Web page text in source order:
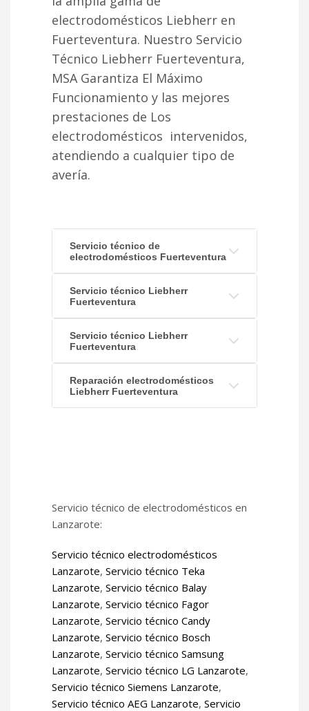
electrodomésticos Liebherr en
Fuerteventura. Nuestro Servicio
Técnico Liebherr Fuerteventura,
MSA Garantiza El Máximo
Funcionamiento y las mejores
prestaciones de Los
electrodomésticos intervenidos,
atendiendo a cualquier tipo de
avería.
Servicio técnico de
electrodomésticos Fuerteventura
Servicio técnico Liebherr
Fuerteventura
Servicio técnico Liebherr
Fuerteventura
Reparación electrodomésticos
Liebherr Fuerteventura
Servicio técnico de electrodomésticos en
Lanzarote:
Servicio técnico electrodomésticos
Lanzarote, Servicio técnico Teka
Lanzarote, Servicio técnico Balay
Lanzarote, Servicio técnico Fagor
Lanzarote, Servicio técnico Candy
Lanzarote, Servicio técnico Bosch
Lanzarote, Servicio técnico Samsung
Lanzarote, Servicio técnico LG Lanzarote,
Servicio técnico Siemens Lanzarote,
Servicio técnico AEG Lanzarote, Servicio